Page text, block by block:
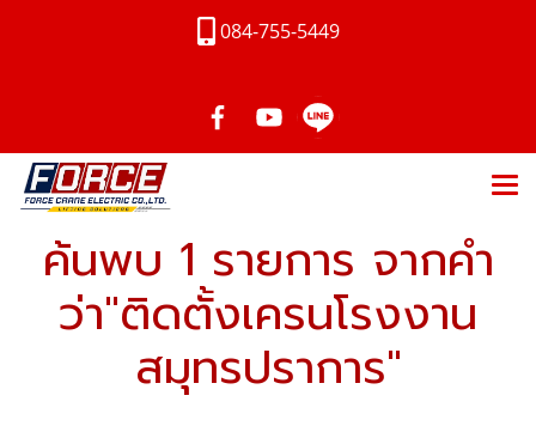
084-755-5449
ค้นพบ 1 รายการ จากคำ
ว่า"ติดตั้งเครนโรงงาน
สมุทรปราการ"